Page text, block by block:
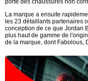
La marque a ensuite
les 23 détaillants partenaires
conception de ce que Jordan
plus haut de gamme de
de la marque, dont Fabolous,